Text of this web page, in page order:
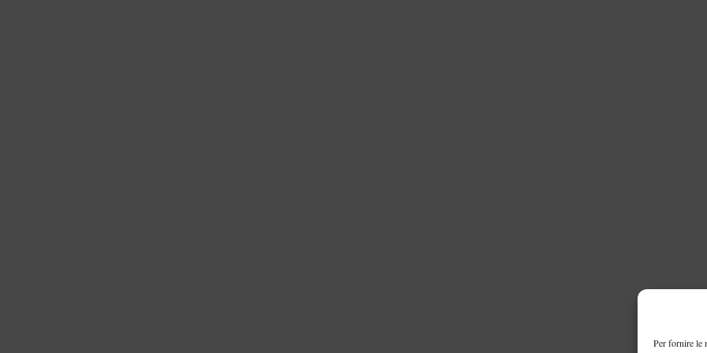
Per fornire le